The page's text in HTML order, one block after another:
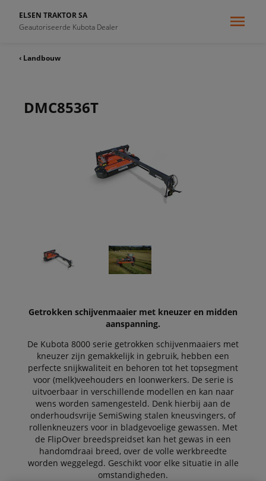
ELSEN TRAKTOR SA
Geautoriseerde Kubota Dealer
‹ Landbouw
DMC8536T
Getrokken schijvenmaaier met kneuzer en midden
aanspanning.
De Kubota 8000 serie getrokken schijvenmaaiers met
kneuzer zijn gemakkelijk in gebruik, hebben een
perfecte snijkwaliteit en behoren tot het topsegment
voor (melk)veehouders en loonwerkers. De serie is
uitvoerbaar in verschillende modellen en kan naar
wens worden samengesteld. Denk hierbij aan de
onderhoudsvrije SemiSwing stalen kneusvingers, of
rollenkneuzers voor in bladgevoelige gewassen. Met
de FlipOver breedspreidset kan het gewas in een
handomdraai breed, over de volle werkbreedte
worden weggelegd. Geschikt voor elke situatie in alle
omstandigheden.